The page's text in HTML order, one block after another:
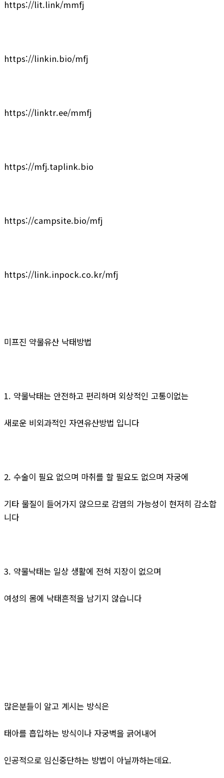
https://lit.link/mmfj
https://linkin.bio/mfj
https://linktr.ee/mmfj
https://mfj.taplink.bio
https://campsite.bio/mfj
https://link.inpock.co.kr/mfj
미프진 약물유산 낙태방법
1. 약물낙태는 안전하고 편리하며 외상적인 고통이없는
새로운 비외과적인 자연유산방법 입니다
2. 수술이 필요 없으며 마취를 할 필요도 없으며 자궁에
기타 물질이 들어가지 않으므로 감염의 가능성이 현저히 감소합
니다
3. 약물낙태는 일상 생활에 전혀 지장이 없으며
여성의 몸에 낙태흔적을 남기지 않습니다
많은분들이 알고 계시는 방식은
태아를 흡입하는 방식이나 자궁벽을 긁어내어
인공적으로 임신중단하는 방법이 아닐까하는데요.